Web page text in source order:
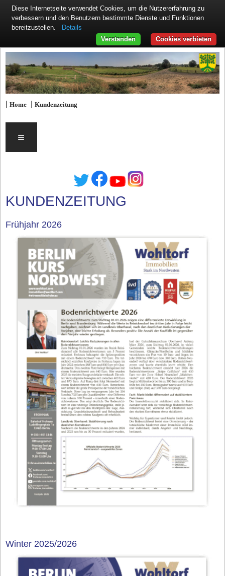
|Home |Kundenzeitung
≡
KUNDENZEITUNG
Frühjahr 2026
Winter 2025/2026
Diese Internetseite verwendet Cookies, um die Nutzererfahrung zu
verbessern und den Benutzern bestimmte Dienste und Funktionen
bereitzustellen.
Details
Cookies verbieten
Verstanden